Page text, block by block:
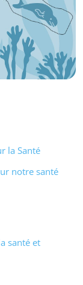
la Santé
notre santé
santé et